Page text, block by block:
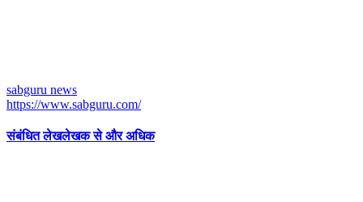
sabguru news
https://www.sabguru.com/
संबंधित लेखलेखक से और अधिक